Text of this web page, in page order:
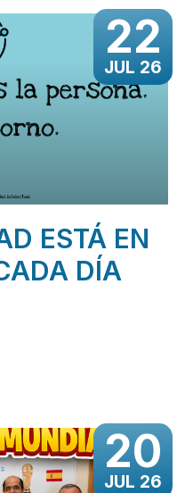
22
JUL 26
ESTÁ EN
DÍA
20
JUL 26